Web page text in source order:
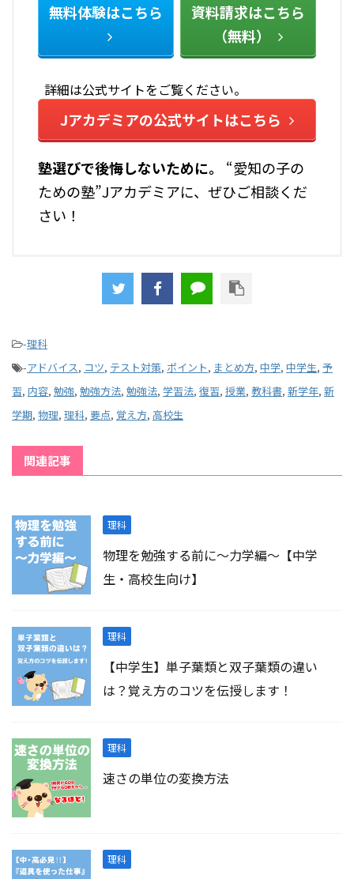
無料体験はこちら
資料請求はこちら
（無料）
詳細は公式サイトをご覧ください。
Jアカデミアの公式サイトはこちら
塾選びで後悔しないために――。
“愛知の子の
ための塾”Jアカデミアに、ぜひご相談くだ
さい！
-理科
-アドバイス, コツ, テスト対策, ポイント, まとめ方, 中学, 中学生, 予
習, 内容, 勉強, 勉強方法, 勉強法, 学習法, 復習, 授業, 教科書, 新学年, 新
学期, 物理, 理科, 要点, 覚え方, 高校生
関連記事
理科
物理を勉強する前に～力学編～【中学
生・高校生向け】
理科
【中学生】単子葉類と双子葉類の違い
は？覚え方のコツを伝授します！
理科
速さの単位の変換方法
理科